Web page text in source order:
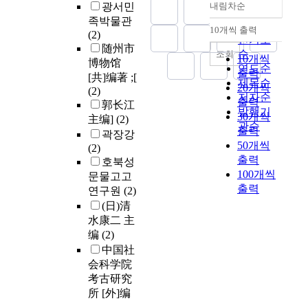
광서민
족박물관
(2)
随州市
博物馆
[共]编著 ;[
(2)
郭长江
主编] (2)
곽장강
(2)
호북성
문물고고
연구원 (2)
(日)清
水康二 主
编 (2)
中国社
会科学院
考古研究
所 [外]编
정확도
순
인기도
순
연도순
제목순
저자순
발행기
관순
내림차순
내림차순
10개씩 출력
10개씩
출력
20개씩
출력
30개씩
출력
50개씩
출력
100개씩
출력
조회